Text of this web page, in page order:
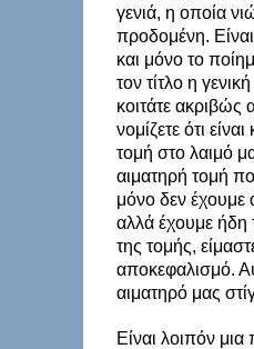
γενιά, η οποία
προδομένη.
και μόνο το
τον τίτλο η
κοιτάτε ακριβώς
νομίζετε ότι
τομή στο λαιμό
αιματηρή τομή
μόνο δεν έχουμε
αλλά έχουμε ήδη
της τομής,
αποκεφαλισμό.
αιματηρό μας
Είναι λοιπόν